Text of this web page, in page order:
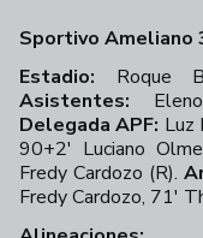
Sportivo Ameliano
Estadio: Roque
Asistentes:
Delegada APF: Luz
90+2' Luciano
Fredy Cardozo (R).
Fredy Cardozo, 71'